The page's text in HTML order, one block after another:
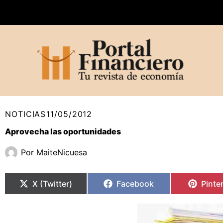
NOTICIAS11/05/2012
Aprovecha las oportunidades
Por MaiteNicuesa
en
X (Twitter)
en
Facebook
en
en
en
en